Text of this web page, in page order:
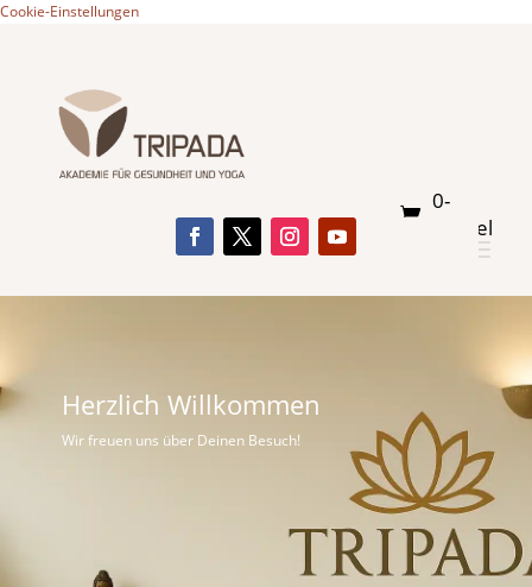
Cookie-Einstellungen
0-
Artikel
Herzlich Willkommen
Wir freuen uns über Deinen Besuch!